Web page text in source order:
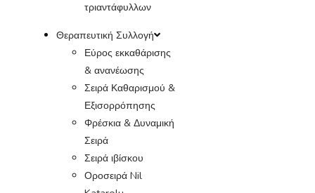
τριαντάφυλλων
Θεραπευτική Συλλογή
Εύρος εκκαθάρισης
& ανανέωσης
Σειρά Καθαρισμού &
Εξισορρόπησης
Φρέσκια & Δυναμική
Σειρά
Σειρά ιβίσκου
Οροσειρά Nil